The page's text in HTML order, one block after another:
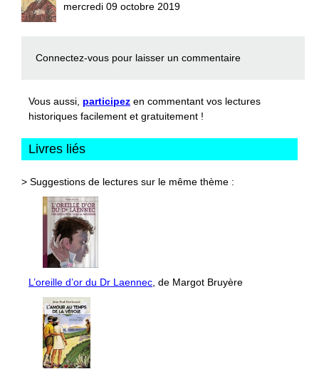
mercredi 09 octobre 2019
Connectez-vous pour laisser un commentaire
Vous aussi, participez en commentant vos lectures
historiques facilement et gratuitement !
Livres liés
> Suggestions de lectures sur le même thème :
L’oreille d’or du Dr Laennec, de Margot Bruyère